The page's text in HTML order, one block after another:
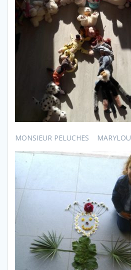
MONSIEUR PELUCHES MARYLOU